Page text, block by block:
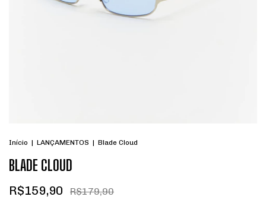
Início | LANÇAMENTOS | Blade Cloud
BLADE CLOUD
R$159,90 R$179,90